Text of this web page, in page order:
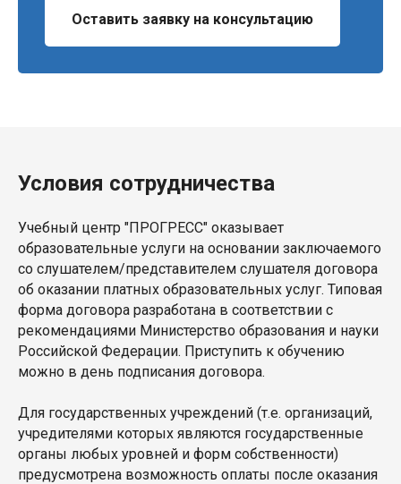
Оставить заявку на консультацию
Условия сотрудничества
Учебный центр "ПРОГРЕСС" оказывает
образовательные услуги на основании заключаемого
со слушателем/представителем слушателя договора
об оказании платных образовательных услуг. Типовая
форма договора разработана в соответствии с
рекомендациями Министерство образования и науки
Российской Федерации. Приступить к обучению
можно в день подписания договора.
Для государственных учреждений (т.е. организаций,
учредителями которых являются государственные
органы любых уровней и форм собственности)
предусмотрена возможность оплаты после оказания